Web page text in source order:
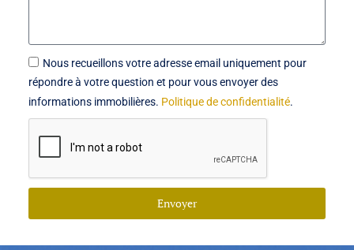
Nous recueillons votre adresse email uniquement pour
répondre à votre question et pour vous envoyer des
informations immobilières. Politique de confidentialité.
Envoyer